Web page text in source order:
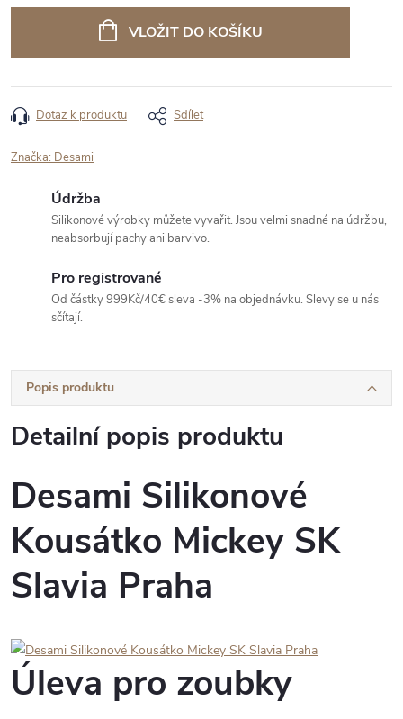
VLOŽIT DO KOŠÍKU
Dotaz k produktu Sdílet
Značka: Desami
Údržba
Silikonové výrobky můžete vyvařit. Jsou velmi snadné na údržbu,
neabsorbují pachy ani barvivo.
Pro registrované
Od částky 999Kč/40€ sleva -3% na objednávku. Slevy se u nás
sčítají.
Popis produktu
Detailní popis produktu
Desami Silikonové
Kousátko Mickey SK
Slavia Praha
Úleva pro zoubky